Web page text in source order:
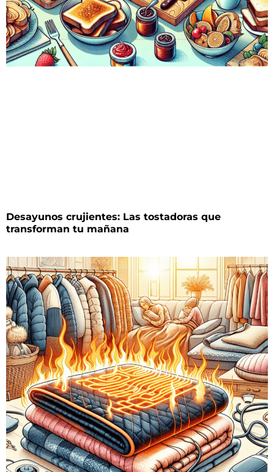
Desayunos crujientes: Las tostadoras que
transforman tu mañana